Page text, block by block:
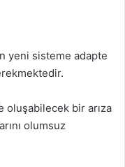
yeni sisteme adapte
oluşabilecek bir arıza
olumsuz